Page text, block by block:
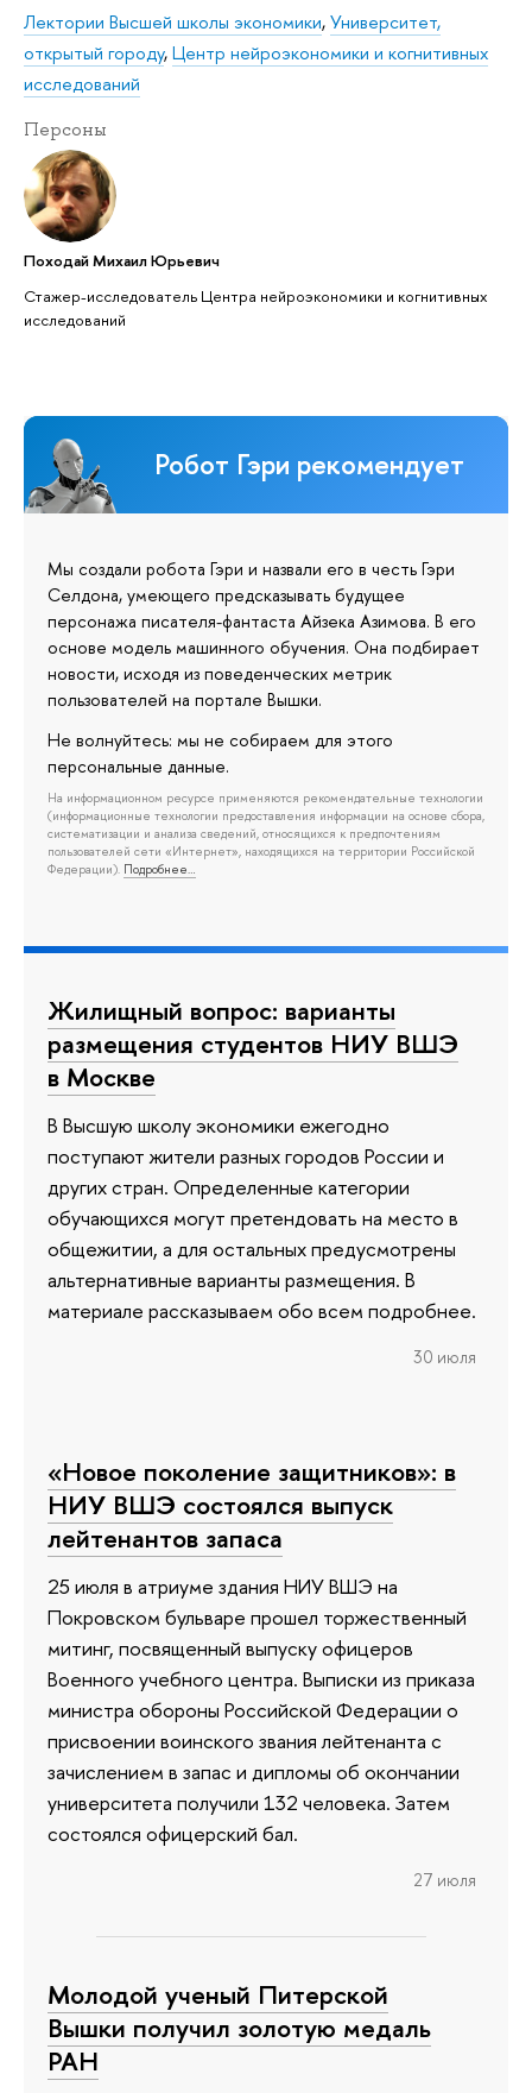
Лектории Высшей школы экономики,Университет,
открытый городу,Центр нейроэкономики и когнитивных
исследований
Персоны
Походай Михаил Юрьевич
Стажер-исследователь Центра нейроэкономики и когнитивных
исследований
Робот Гэри рекомендует
Мы создали робота Гэри и назвали его в честь Гэри
Селдона, умеющего предсказывать будущее
персонажа писателя-фантаста Айзека Азимова. В его
основе модель машинного обучения. Она подбирает
новости, исходя из поведенческих метрик
пользователей на портале Вышки.
Не волнуйтесь: мы не собираем для этого
персональные данные.
На информационном ресурсе применяются рекомендательные технологии
(информационные технологии предоставления информации на основе сбора,
систематизации и анализа сведений, относящихся к предпочтениям
пользователей сети «Интернет», находящихся на территории Российской
Федерации). Подробнее…
Жилищный вопрос: варианты
размещения студентов НИУ ВШЭ
в Москве
В Высшую школу экономики ежегодно
поступают жители разных городов России и
других стран. Определенные категории
обучающихся могут претендовать на место в
общежитии, а для остальных предусмотрены
альтернативные варианты размещения. В
материале рассказываем обо всем подробнее.
30 июля
«Новое поколение защитников»: в
НИУ ВШЭ состоялся выпуск
лейтенантов запаса
25 июля в атриуме здания НИУ ВШЭ на
Покровском бульваре прошел торжественный
митинг, посвященный выпуску офицеров
Военного учебного центра. Выписки из приказа
министра обороны Российской Федерации о
присвоении воинского звания лейтенанта с
зачислением в запас и дипломы об окончании
университета получили 132 человека. Затем
состоялся офицерский бал.
27 июля
Молодой ученый Питерской
Вышки получил золотую медаль
РАН